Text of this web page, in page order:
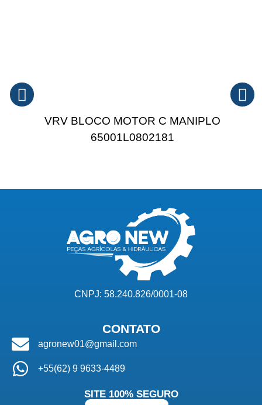
VRV BLOCO MOTOR C MANIPLO
65001L0802181
CNPJ: 58.240.826/0001-08
CONTATO
agronew01@gmail.com
+55(62) 9 9633-4489
SITE 100% SEGURO